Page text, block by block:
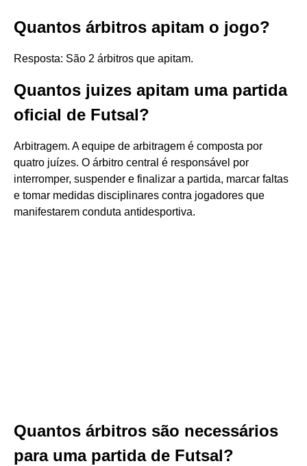
Quantos árbitros apitam o jogo?
Resposta: São 2 árbitros que apitam.
Quantos juizes apitam uma partida
oficial de Futsal?
Arbitragem. A equipe de arbitragem é composta por
quatro juízes. O árbitro central é responsável por
interromper, suspender e finalizar a partida, marcar faltas
e tomar medidas disciplinares contra jogadores que
manifestarem conduta antidesportiva.
Quantos árbitros são necessários
para uma partida de Futsal?